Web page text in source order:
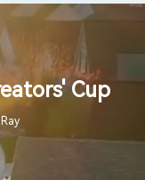
Cup